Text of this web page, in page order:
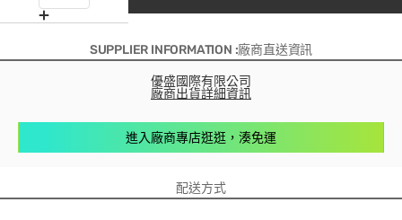
SUPPLIER INFORMATION :廠商直送資訊
優盛國際有限公司
廠商出貨詳細資訊
進入廠商專店逛逛，湊免運
配送方式